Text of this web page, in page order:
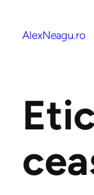
AlexNeagu.ro